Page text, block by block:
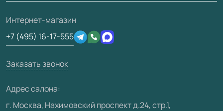
Отзывы клиентов
Техническая информация
Юридическая информация
3D-модели
О фабрике
Сертификаты
Производство
Вакансии
Интернет-магазин
+7 (495) 16-17-555
Заказать звонок
Адрес салона:
г. Москва, Нахимовский проспект д.24, стр.1,